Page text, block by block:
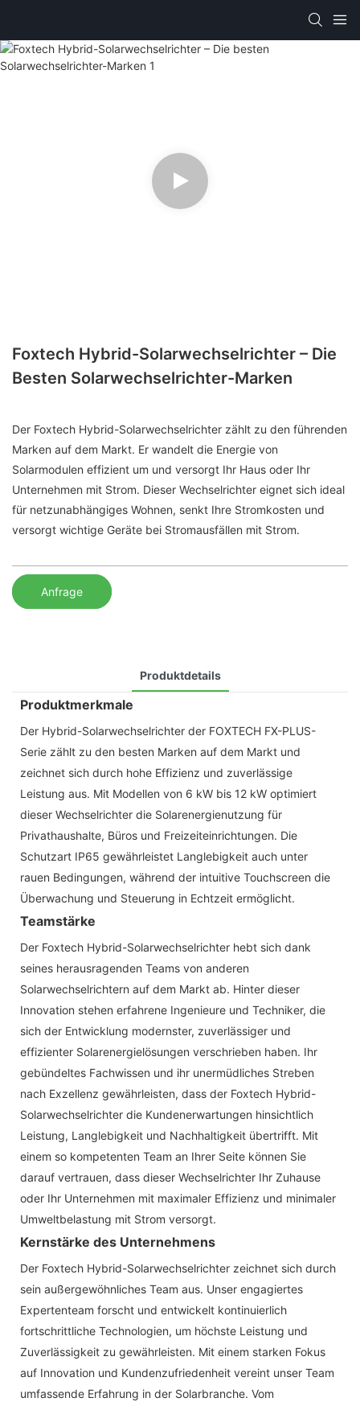
Foxtech Hybrid-Solarwechselrichter – Die
Besten Solarwechselrichter-Marken
Der Foxtech Hybrid-Solarwechselrichter zählt zu den führenden
Marken auf dem Markt. Er wandelt die Energie von
Solarmodulen effizient um und versorgt Ihr Haus oder Ihr
Unternehmen mit Strom. Dieser Wechselrichter eignet sich ideal
für netzunabhängiges Wohnen, senkt Ihre Stromkosten und
versorgt wichtige Geräte bei Stromausfällen mit Strom.
Anfrage
Produktdetails
Produktmerkmale
Der Hybrid-Solarwechselrichter der FOXTECH FX-PLUS-
Serie zählt zu den besten Marken auf dem Markt und
zeichnet sich durch hohe Effizienz und zuverlässige
Leistung aus. Mit Modellen von 6 kW bis 12 kW optimiert
dieser Wechselrichter die Solarenergienutzung für
Privathaushalte, Büros und Freizeiteinrichtungen. Die
Schutzart IP65 gewährleistet Langlebigkeit auch unter
rauen Bedingungen, während der intuitive Touchscreen die
Überwachung und Steuerung in Echtzeit ermöglicht.
Teamstärke
Der Foxtech Hybrid-Solarwechselrichter hebt sich dank
seines herausragenden Teams von anderen
Solarwechselrichtern auf dem Markt ab. Hinter dieser
Innovation stehen erfahrene Ingenieure und Techniker, die
sich der Entwicklung modernster, zuverlässiger und
effizienter Solarenergielösungen verschrieben haben. Ihr
gebündeltes Fachwissen und ihr unermüdliches Streben
nach Exzellenz gewährleisten, dass der Foxtech Hybrid-
Solarwechselrichter die Kundenerwartungen hinsichtlich
Leistung, Langlebigkeit und Nachhaltigkeit übertrifft. Mit
einem so kompetenten Team an Ihrer Seite können Sie
darauf vertrauen, dass dieser Wechselrichter Ihr Zuhause
oder Ihr Unternehmen mit maximaler Effizienz und minimaler
Umweltbelastung mit Strom versorgt.
Kernstärke des Unternehmens
Der Foxtech Hybrid-Solarwechselrichter zeichnet sich durch
sein außergewöhnliches Team aus. Unser engagiertes
Expertenteam forscht und entwickelt kontinuierlich
fortschrittliche Technologien, um höchste Leistung und
Zuverlässigkeit zu gewährleisten. Mit einem starken Fokus
auf Innovation und Kundenzufriedenheit vereint unser Team
umfassende Erfahrung in der Solarbranche. Vom